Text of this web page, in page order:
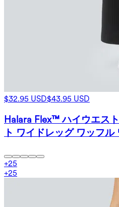
$32.95 USD$43.95 USD
Halara Flex™ ハイウエス
ト ワイドレッグ ワッフル
+25
+25